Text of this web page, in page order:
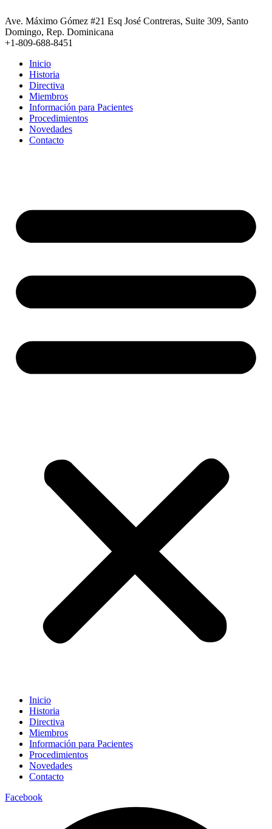
al
contenido
Ave. Máximo Gómez #21 Esq José Contreras, Suite 309, Santo
Domingo, Rep. Dominicana
+1-809-688-8451
Inicio
Historia
Directiva
Miembros
Información para Pacientes
Procedimientos
Novedades
Contacto
Inicio
Historia
Directiva
Miembros
Información para Pacientes
Procedimientos
Novedades
Contacto
Facebook